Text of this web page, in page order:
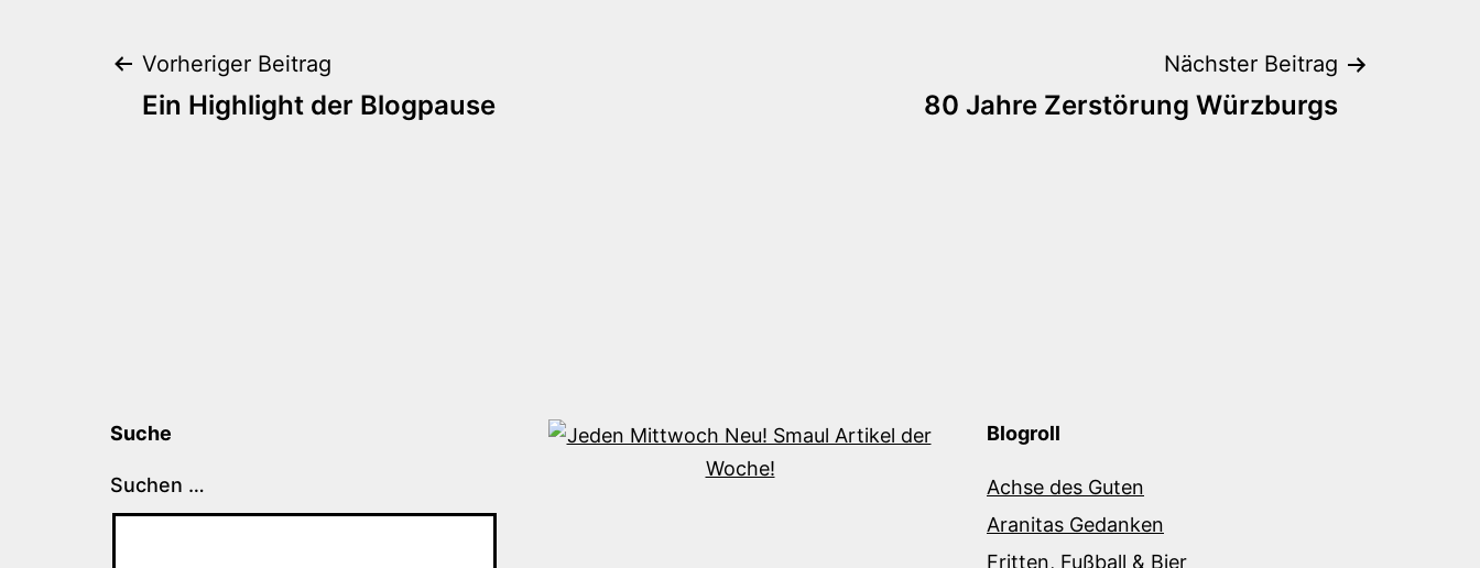
Beitragsnavigation
Vorheriger Beitrag
Ein Highlight der Blogpause
Nächster Beitrag
80 Jahre Zerstörung Würzburgs
Suche
Suchen …
Blogroll
Achse des Guten
Aranitas Gedanken
Fritten, Fußball & Bier